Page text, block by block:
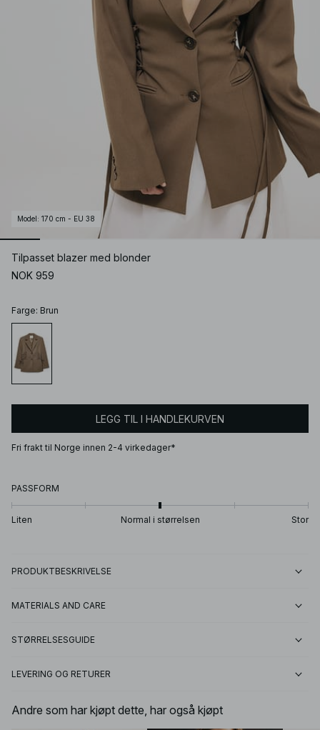
Model : 170 cm - EU 38
Tilpasset blazer med blonder
NOK 959
Farge: Brun
LEGG TIL I HANDLEKURVEN
Fri frakt til Norge innen 2-4 virkedager*
PASSFORM
Liten Normal i størrelsen Stor
PRODUKTBESKRIVELSE
MATERIALS AND CARE
STØRRELSESGUIDE
LEVERING OG RETURER
Andre som har kjøpt dette, har også kjøpt